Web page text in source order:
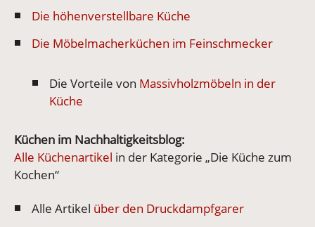
Die höhenverstellbare Küche
Die Möbelmacherküchen im Feinschmecker
Die Vorteile von Massivholzmöbeln in der
Küche
Küchen im Nachhaltigkeitsblog:
Alle Küchenartikel in der Kategorie „Die Küche zum
Kochen“
Alle Artikel über den Druckdampfgarer